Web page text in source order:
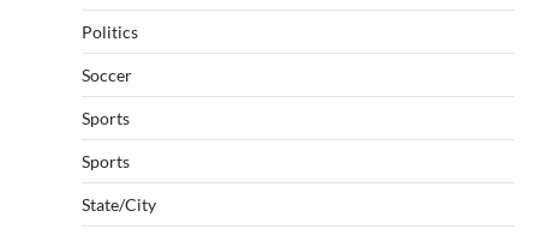
Politics
Soccer
Sports
Sports
State/City